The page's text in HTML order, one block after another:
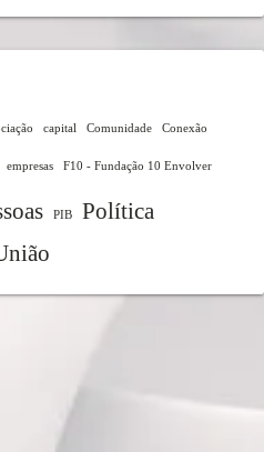
capital Comunidade Conexão
empresas F10 - Fundação 10 Envolver
PIB
Política